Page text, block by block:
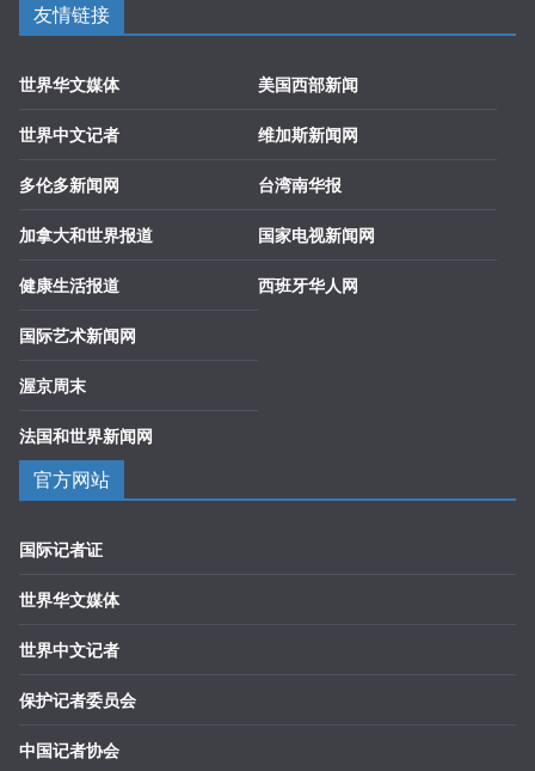
友情链接
世界华文媒体
世界中文记者
多伦多新闻网
加拿大和世界报道
健康生活报道
国际艺术新闻网
渥京周末
法国和世界新闻网
美国西部新闻
维加斯新闻网
台湾南华报
国家电视新闻网
西班牙华人网
官方网站
国际记者证
世界华文媒体
世界中文记者
保护记者委员会
中国记者协会